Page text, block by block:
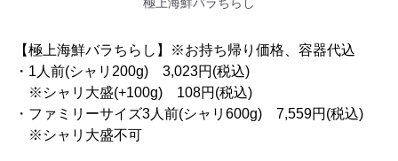
極上海鮮バラちらし
【極上海鮮バラちらし】※お持ち帰り価格、容器代込
・1人前(シャリ200g) 3,023円(税込)
※シャリ大盛(+100g) 108円(税込)
・ファミリーサイズ3人前(シャリ600g) 7,559円(税込)
※シャリ大盛不可